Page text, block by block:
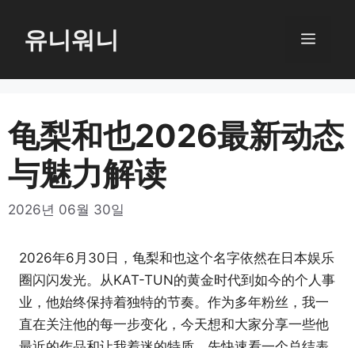
로
유니워니 메
龟梨和也2026最新动态
与魅力解读
2026년 06월 30일
2026年6月30日，龟梨和也这个名字依然在日本娱乐
圈闪闪发光。从KAT-TUN的黄金时代到如今的个人事
业，他始终保持着独特的节奏。作为多年粉丝，我一
直在关注他的每一步变化，今天想和大家分享一些他